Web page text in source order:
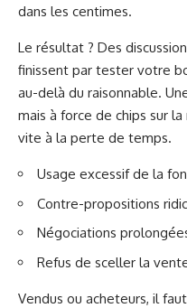
dans les centimes.
Le résultat ? Des
finissent par tester votre
au-delà du raisonnable.
mais à force de chips sur
vite à la perte de temps.
Usage excessif de la
Contre-propositions
Négociations
Refus de sceller la
Vendus ou acheteurs, il